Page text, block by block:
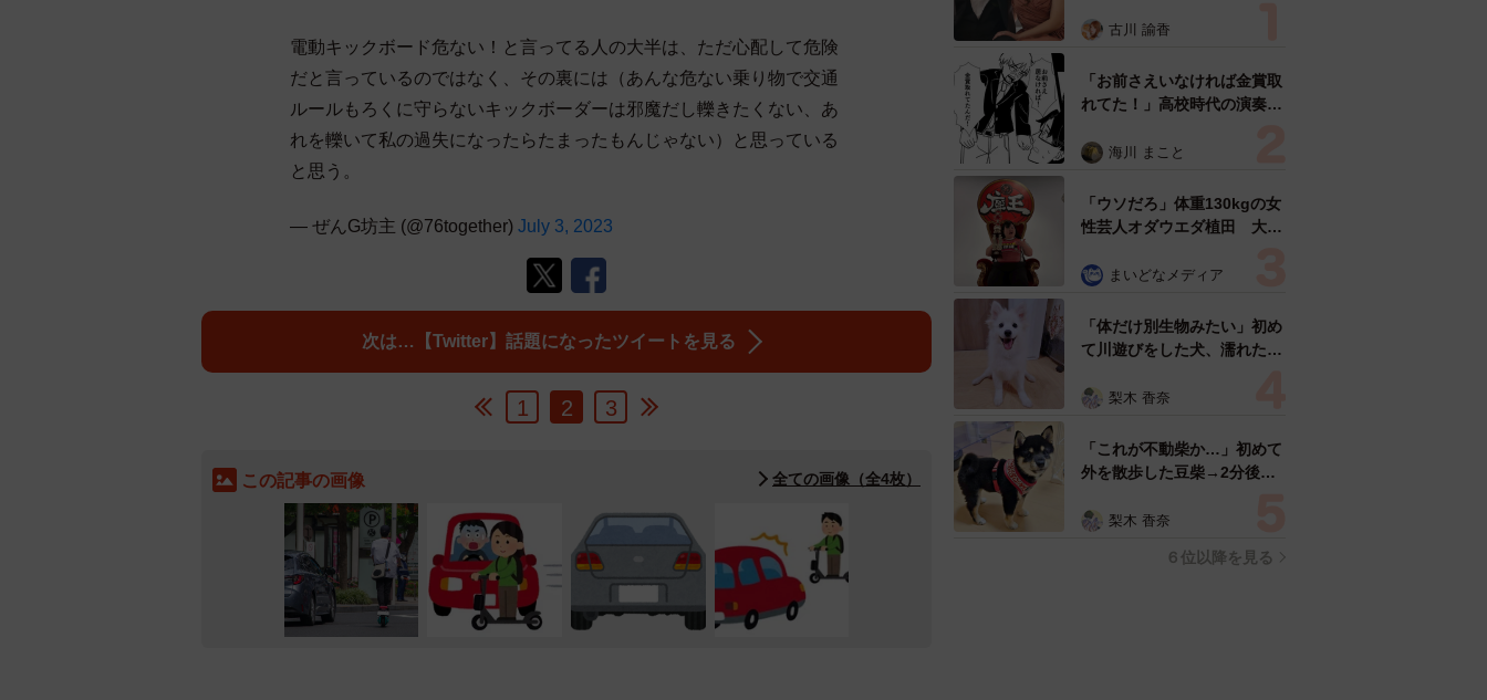
電動キックボード危ない！と言ってる人の大半は、ただ心配して危険
だと言っているのではなく、その裏には（あんな危ない乗り物で交通
ルールもろくに守らないキックボーダーは邪魔だし轢きたくない、あ
れを轢いて私の過失になったらたまったもんじゃない）と思っている
と思う。
— ぜんG坊主 (@76together) July 3, 2023
【Twitter】話題になったツイートを見る
1 2 3
この記事の画像 全ての画像（全4枚）
た？ 今の思いを聞いた
古川 諭香
「お前さえいなければ金賞取
れてた！」高校時代の演奏会
生は楽器修理職人に 10年後
ぬ申し出【漫画】
海川 まこと
「ウソだろ」体重130kgの女
性芸人オダウエダ植田 大学
で」 まいどなメディア
「体だけ別生物みたい」初め
て川遊びをした犬、濡れた直
だ！」「河童だ」「毛刈りさ
梨木 香奈
「これが不動柴か…」初めて
外を散歩した豆柴→2分後、
ぎる」「ぬいぐるみみたい」
梨木 香奈
６位以降を見る